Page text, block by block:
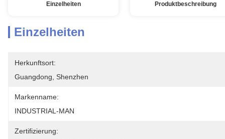
Einzelheiten Produktbeschreibung
Einzelheiten
Herkunftsort:
Guangdong, Shenzhen
Markenname:
INDUSTRIAL-MAN
Zertifizierung: